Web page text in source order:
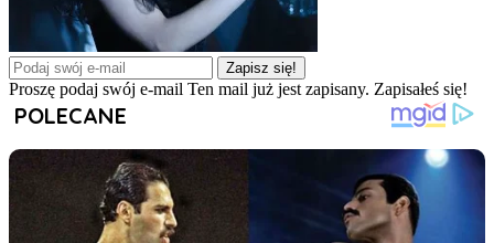
Zapisz się!
Proszę podaj swój e-mail Ten mail już jest zapisany. Zapisałeś się!